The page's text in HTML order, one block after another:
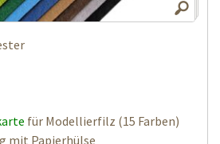
für Modellierfilz (15 Farben)
mit Papierhülse